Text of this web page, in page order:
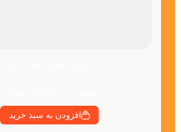
افزودن به سبد خرید